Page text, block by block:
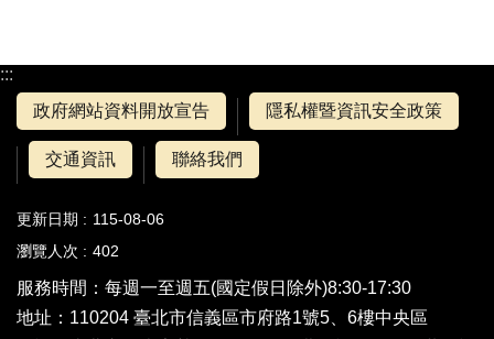
:::
政府網站資料開放宣告
隱私權暨資訊安全政策
交通資訊 聯絡我們
更新日期
115-08-06
瀏覽人次
402
服務時間：每週一至週五(國定假日除外)8:30-17:30
地址：110204 臺北市信義區市府路1號5、6樓中央區